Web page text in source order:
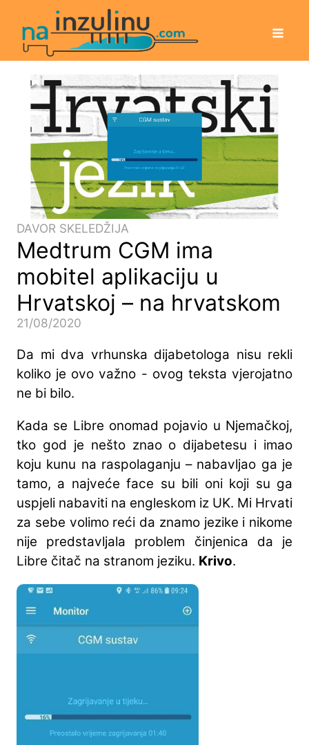
DAVOR SKELEDŽIJA
Medtrum CGM ima
mobitel aplikaciju u
Hrvatskoj – na hrvatskom
21/08/2020
Da mi dva vrhunska dijabetologa nisu rekli
koliko je ovo važno - ovog teksta vjerojatno
ne bi bilo.
Kada se Libre onomad pojavio u Njemačkoj,
tko god je nešto znao o dijabetesu i imao
koju kunu na raspolaganju – nabavljao ga je
tamo, a najveće face su bili oni koji su ga
uspjeli nabaviti na engleskom iz UK. Mi Hrvati
za sebe volimo reći da znamo jezike i nikome
nije predstavljala problem činjenica da je
Libre čitač na stranom jeziku. Krivo.